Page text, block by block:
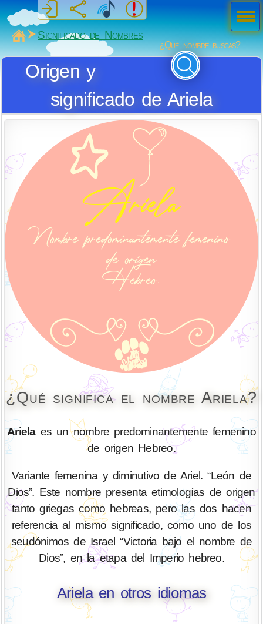
MiSabueso
Significado de Nombres
¿Qué nombre buscas?
Origen y
significado de Ariela
¿Qué significa el nombre Ariela?
Arielaes un nombre predominantemente femenino
de origen Hebreo.
Variante femenina y diminutivo de Ariel. “León de
Dios”. Este nombre presenta etimologías de origen
tanto griegas como hebreas, pero las dos hacen
referencia al mismo significado, como uno de los
seudónimos de Israel “Victoria bajo el nombre de
Dios”, en la etapa del Imperio hebreo.
Ariela en otros idiomas
Men
ú